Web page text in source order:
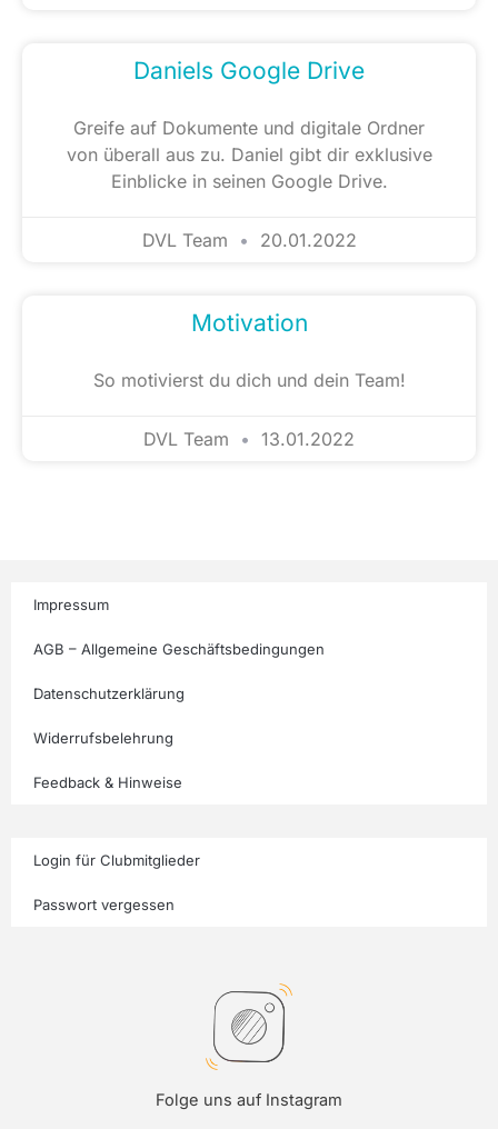
Daniels Google Drive
Greife auf Dokumente und digitale Ordner
von überall aus zu. Daniel gibt dir exklusive
Einblicke in seinen Google Drive.
DVL Team 20.01.2022
Motivation
So motivierst du dich und dein Team!
DVL Team 13.01.2022
Impressum
AGB – Allgemeine Geschäftsbedingungen
Datenschutzerklärung
Widerrufsbelehrung
Feedback & Hinweise
Login für Clubmitglieder
Passwort vergessen
Folge uns auf Instagram